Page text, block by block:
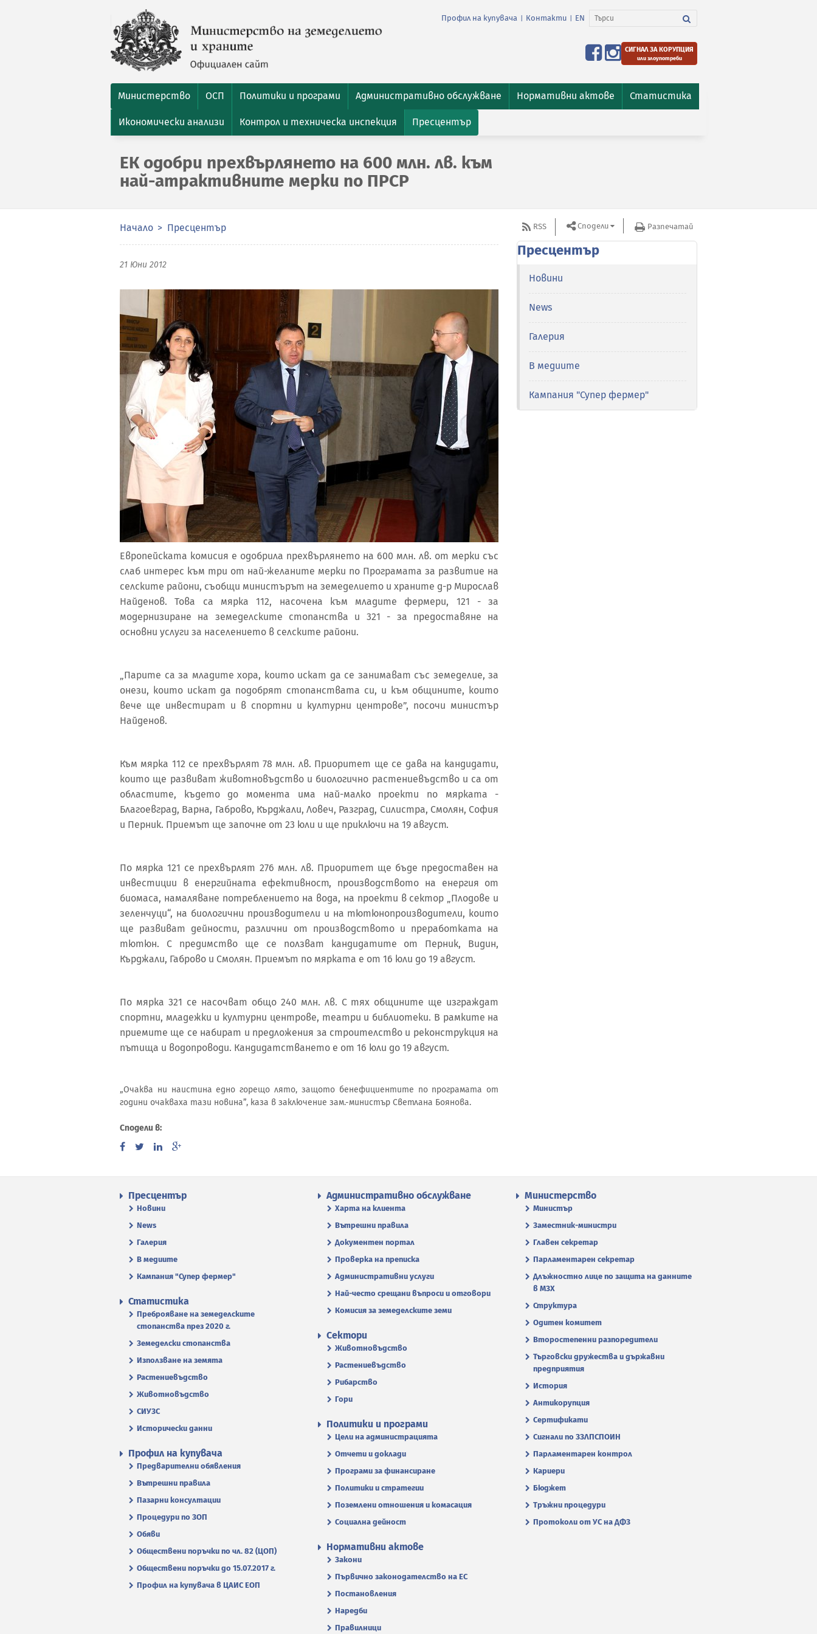
Профил на купувача Контакти EN
СИГНАЛ ЗА КОРУПЦИЯ
или злоупотреби
Министерство ОСП Политики и програми Административно обслужване Нормативни актове Статистика
Икономически анализи Контрол и техническа инспекция Пресцентър
ЕК одобри прехвърлянето на 600 млн. лв. към
най-атрактивните мерки по ПРСР
Начало Пресцентър
21 Юни 2012
Европейската комисия е одобрила прехвърлянето на 600 млн. лв. от мерки със
слаб интерес към три от най-желаните мерки по Програмата за развитие на
селските райони, съобщи министърът на земеделието и храните д-р Мирослав
Найденов. Това са мярка 112, насочена към младите фермери, 121 - за
модернизиране на земеделските стопанства и 321 - за предоставяне на
основни услуги за населението в селските райони.
„Парите са за младите хора, които искат да се занимават със земеделие, за
онези, които искат да подобрят стопанствата си, и към общините, които
вече ще инвестират и в спортни и културни центрове”, посочи министър
Найденов.
Към мярка 112 се прехвърлят 78 млн. лв. Приоритет ще се дава на кандидати,
които ще развиват животновъдство и биологично растениевъдство и са от
областите, където до момента има най-малко проекти по мярката -
Благоевград, Варна, Габрово, Кърджали, Ловеч, Разград, Силистра, Смолян, София
и Перник. Приемът ще започне от 23 юли и ще приключи на 19 август.
По мярка 121 се прехвърлят 276 млн. лв. Приоритет ще бъде предоставен на
инвестиции в енергийната ефективност, производството на енергия от
биомаса, намаляване потреблението на вода, на проекти в сектор „Плодове и
зеленчуци“, на биологични производители и на тютюнопроизводители, които
ще развиват дейности, различни от производството и преработката на
тютюн. С предимство ще се ползват кандидатите от Перник, Видин,
Кърджали, Габрово и Смолян. Приемът по мярката е от 16 юли до 19 август.
По мярка 321 се насочват общо 240 млн. лв. С тях общините ще изграждат
спортни, младежки и културни центрове, театри и библиотеки. В рамките на
приемите ще се набират и предложения за строителство и реконструкция на
пътища и водопроводи. Кандидатстването е от 16 юли до 19 август.
„Очаква ни наистина едно горещо лято, защото бенефициентите по програмата от
години очакваха тази новина”, каза в заключение зам.-министър Светлана Боянова.
Сподели в:
RSS Сподели Разпечатай
Пресцентър
Новини
News
Галерия
В медиите
Кампания "Супер фермер"
Пресцентър
Новини
News
Галерия
В медиите
Кампания "Супер фермер"
Административно обслужване
Харта на клиента
Вътрешни правила
Документен портал
Проверка на преписка
Административни услуги
Най-често срещани въпроси и отговори
Комисия за земеделските земи
Министерство
Министър
Заместник-министри
Главен секретар
Парламентарен секретар
Длъжностно лице по защита на данните
в МЗХ
Структура
Одитен комитет
Второстепенни разпоредители
Търговски дружества и държавни
предприятия
История
Антикорупция
Сертификати
Сигнали по ЗЗЛПСПОИН
Парламентарен контрол
Кариери
Бюджет
Тръжни процедури
Протоколи от УС на ДФЗ
Статистика
Преброяване на земеделските
стопанства през 2020 г.
Земеделски стопанства
Използване на земята
Растениевъдство
Животновъдство
СИУЗС
Исторически данни
Сектори
Животновъдство
Растениевъдство
Рибарство
Гори
Политики и програми
Цели на администрацията
Отчети и доклади
Програми за финансиране
Политики и стратегии
Поземлени отношения и комасация
Социална дейност
Профил на купувача
Предварителни обявления
Вътрешни правила
Пазарни консултации
Процедури по ЗОП
Обяви
Обществени поръчки по чл. 82 (ЦОП)
Обществени поръчки до 15.07.2017 г.
Профил на купувача в ЦАИС ЕОП
Нормативни актове
Закони
Първично законодателство на ЕС
Постановления
Наредби
Правилници